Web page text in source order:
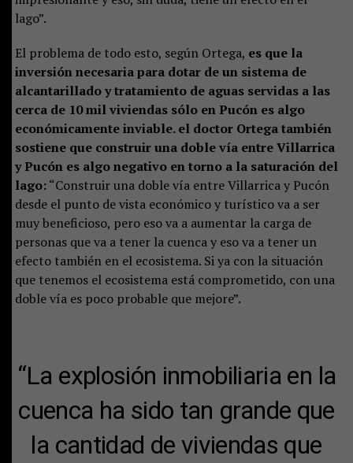
lago”.
El problema de todo esto, según Ortega, es que la
inversión necesaria para dotar de un sistema de
alcantarillado y tratamiento de aguas servidas a las
cerca de 10 mil viviendas sólo en Pucón es algo
económicamente inviable. el doctor Ortega también
sostiene que construir una doble vía entre Villarrica
y Pucón es algo negativo en torno a la saturación del
lago:“Construir una doble vía entre Villarrica y Pucón
desde el punto de vista económico y turístico va a ser
muy beneficioso, pero eso va a aumentar la carga de
personas que va a tener la cuenca y eso va a tener un
efecto también en el ecosistema. Si ya con la situación
que tenemos el ecosistema está comprometido, con una
doble vía es poco probable que mejore”.
“La explosión inmobiliaria en la
cuenca ha sido tan grande que
la cantidad de viviendas que